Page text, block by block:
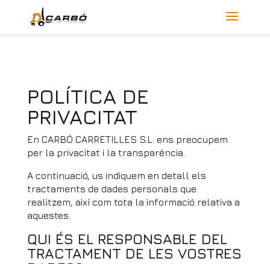
POLÍTICA DE
PRIVACITAT
En CARBÓ CARRETILLES S.L. ens preocupem
per la privacitat i la transparència.
A continuació, us indiquem en detall els
tractaments de dades personals que
realitzem, així com tota la informació relativa a
aquestes.
QUI ÉS EL RESPONSABLE DEL
TRACTAMENT DE LES VOSTRES